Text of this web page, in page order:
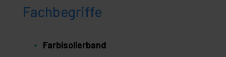
Fachbegriffe
Farbisolierband